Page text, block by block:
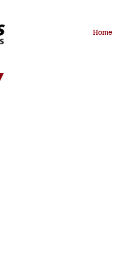
Home